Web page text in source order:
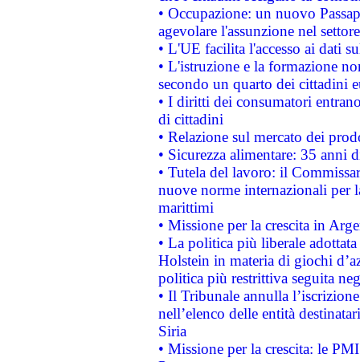
• Occupazione: un nuovo
agevolare l'assunzione nel
• L'UE facilita l'accesso ai dati
• L'istruzione e la formazione
secondo un quarto dei cittadini
• I diritti dei consumatori
di cittadini
• Relazione sul mercato dei
• Sicurezza alimentare: 35 anni
• Tutela del lavoro: il
nuove norme internazionali per
marittimi
• Missione per la crescita in
• La politica più liberale
Holstein in materia di giochi
politica più restrittiva seguita
• Il Tribunale annulla
nell’elenco delle entità
Siria
• Missione per la crescita: le